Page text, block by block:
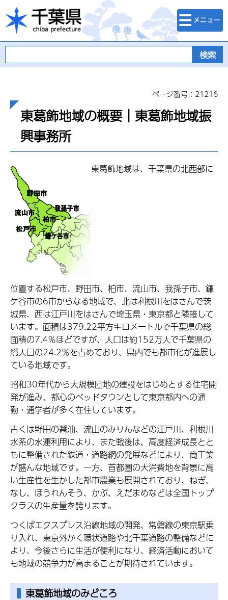
千葉県
検索・メニュ
ー
ページ番号：21216
東葛飾地域の概要｜東葛飾地域振
興事務所
東葛飾地域は、千葉県の北西部に
位置する松戸市、野田市、柏市、流山市、我孫子市、鎌
ケ谷市の6市からなる地域で、北は利根川をはさんで茨
城県、西は江戸川をはさんで埼玉県・東京都と隣接して
います。面積は379.22平方キロメートルで千葉県の総
面積の7.4％ほどですが、人口は約152万人で千葉県の
総人口の24.2％を占めており、県内でも都市化が進展し
ている地域です。
昭和30年代から大規模団地の建設をはじめとする住宅開
発が進み、都心のベッドタウンとして東京都内への通
勤・通学者が多く在住しています。
古くは野田の醤油、流山のみりんなどの江戸川、利根川
水系の水運利用により、また戦後は、高度経済成長とと
もに整備された鉄道・道路網の発展などにより、商工業
が盛んな地域です。一方、首都圏の大消費地を背景に高
い生産性を生かした都市農業も展開されており、ねぎ、
なし、ほうれんそう、かぶ、えだまめなどは全国トップ
クラスの生産量を誇ります。
つくばエクスプレス沿線地域の開発、常磐線の東京駅乗
り入れ、東京外かく環状道路や北千葉道路の整備などに
より、今後さらに生活が便利になり、経済活動において
も地域の競争力が高まることが期待されています。
東葛飾地域のみどころ